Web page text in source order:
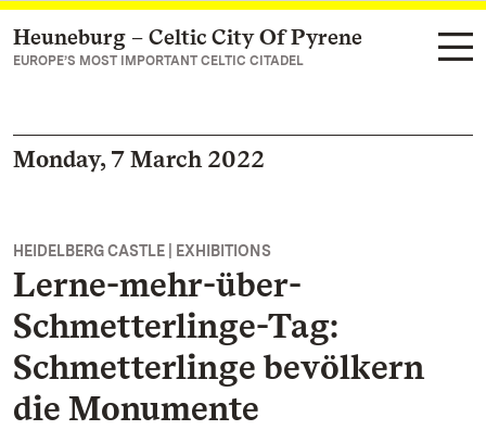
Navigate to main page
Heuneburg – Celtic City Of Pyrene
EUROPE’S MOST IMPORTANT CELTIC CITADEL
Monday, 7 March 2022
HEIDELBERG CASTLE | EXHIBITIONS
Lerne-mehr-über-
Schmetterlinge-Tag:
Schmetterlinge bevölkern
die Monumente